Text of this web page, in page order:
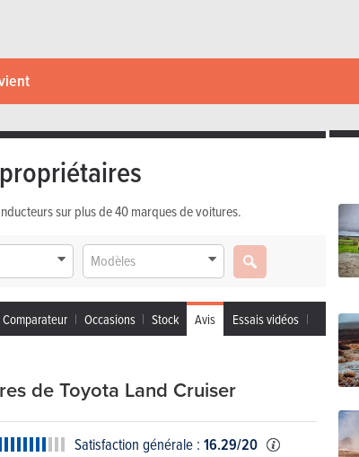
sur plus de 40 marques de voitures.
Modèles
Comparateur Occasions Stock Avis Essais vidéos
de Toyota Land Cruiser
Satisfaction générale : 16.29/20